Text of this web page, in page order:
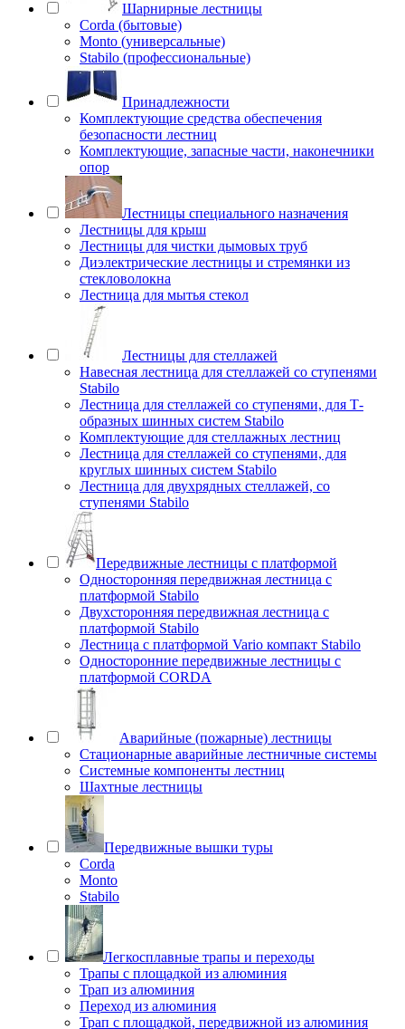
Шарнирные лестницы
Corda (бытовые)
Monto (универсальные)
Stabilo (профессиональные)
Принадлежности
Комплектующие средства обеспечения
безопасности лестниц
Комплектующие, запасные части, наконечники
опор
Лестницы специального назначения
Лестницы для крыш
Лестницы для чистки дымовых труб
Диэлектрические лестницы и стремянки из
стекловолокна
Лестница для мытья стекол
Лестницы для стеллажей
Навесная лестница для стеллажей со ступенями
Stabilo
Лестница для стеллажей со ступенями, для Т-
образных шинных систем Stabilo
Комплектующие для стеллажных лестниц
Лестница для стеллажей со ступенями, для
круглых шинных систем Stabilo
Лестница для двухрядных стеллажей, со
ступенями Stabilo
Передвижные лестницы с платформой
Односторонняя передвижная лестница с
платформой Stabilo
Двухсторонняя передвижная лестница с
платформой Stabilo
Лестница с платформой Vario компакт Stabilo
Односторонние передвижные лестницы с
платформой CORDA
Аварийные (пожарные) лестницы
Стационарные аварийные лестничные системы
Системные компоненты лестниц
Шахтные лестницы
Передвижные вышки туры
Corda
Monto
Stabilo
Легкосплавные трапы и переходы
Трапы с площадкой из алюминия
Трап из алюминия
Переход из алюминия
Трап с площадкой, передвижной из алюминия